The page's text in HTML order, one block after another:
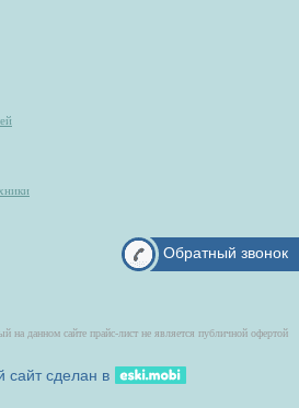
Обратный звонок
на данном сайте прайс-лист не является публичной офертой
сайт сделан в